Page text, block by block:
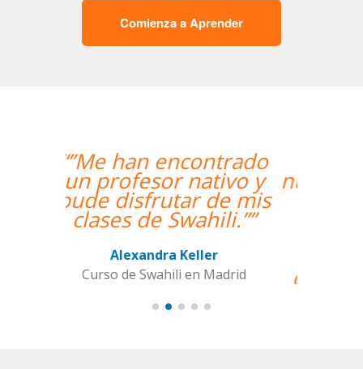
Comienza a Aprender
“”Hemos realizado
nuestra primera clase y
estamos muy
contentos. Nuestra
mujer encantadora,
que nos ha dado una
clase muy dinámica y
entretenida.””